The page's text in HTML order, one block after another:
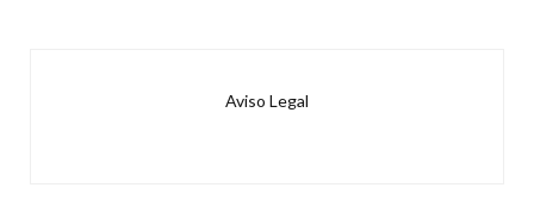
Aviso Legal